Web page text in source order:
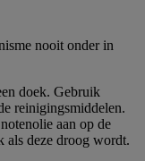
nooit onder in
doek. Gebruik
reinigingsmiddelen.
aan op de
als deze droog wordt.